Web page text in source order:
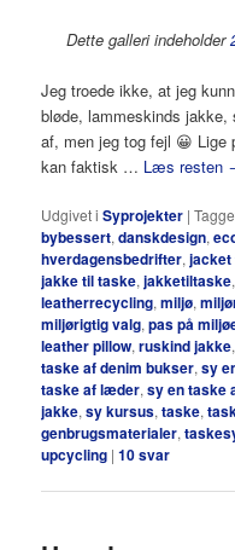
Dette galleri indeholder
Jeg troede ikke, at jeg
bløde, lammeskinds
af, men jeg tog fejl 😀 Lige
kan faktisk … Læs resten
Udgivet i Syprojekter |
bybessert,danskdesign,
hverdagensbedrifter,jacket
jakke til taske,jakketiltaske
leatherrecycling,miljø,
miljørigtig valg,pas på
leather pillow,ruskind jakke
taske af denim bukser,sy
taske af læder,sy en taske
jakke,sy kursus,taske,
genbrugsmaterialer,
upcycling |10svar